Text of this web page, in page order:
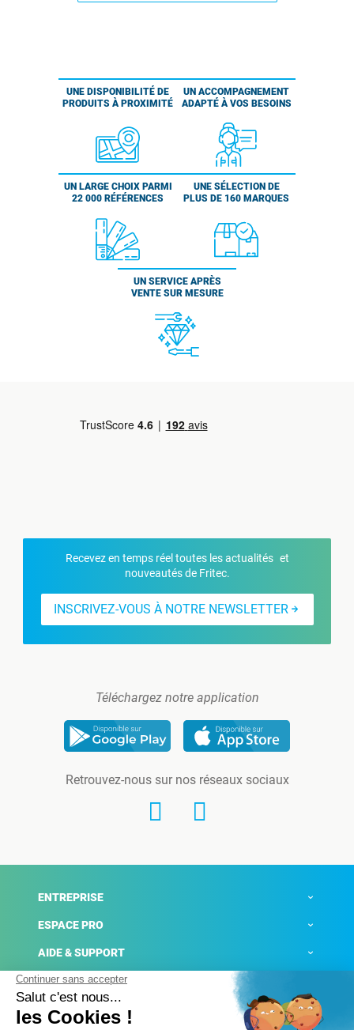
UNE DISPONIBILITÉ DE
PRODUITS À PROXIMITÉ
UN ACCOMPAGNEMENT
ADAPTÉ À VOS BESOINS
UN LARGE CHOIX PARMI
22 000 RÉFÉRENCES
UNE SÉLECTION DE
PLUS DE 160 MARQUES
UN SERVICE APRÈS
VENTE SUR MESURE
Recevez en temps réel toutes les actualités et
nouveautés de Fritec.
INSCRIVEZ-VOUS À NOTRE NEWSLETTER
Téléchargez notre application
Retrouvez-nous sur nos réseaux sociaux
ENTREPRISE
ESPACE PRO
AIDE & SUPPORT
ACTUALITÉS